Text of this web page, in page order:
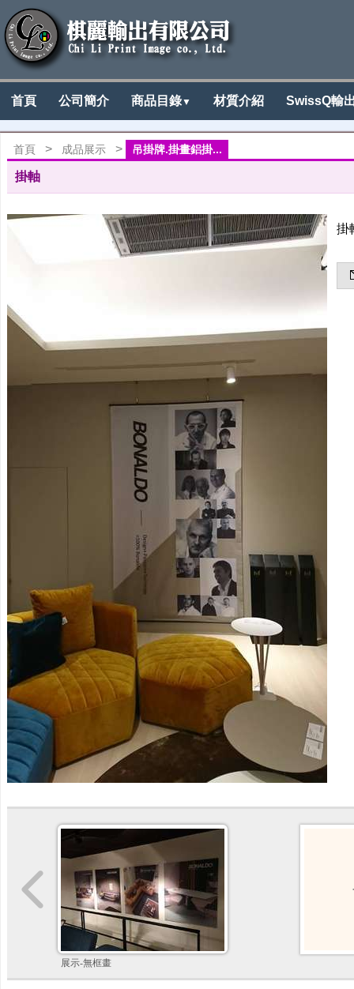
首頁 公司簡介 商品目錄▼ 材質介紹 SwissQ輸
首頁 > 成品展示 > 吊掛牌.掛畫鋁掛...
掛軸
掛
展示-無框畫